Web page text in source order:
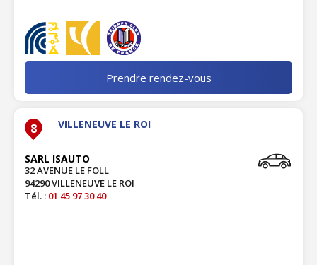
Prendre rendez-vous
8 VILLENEUVE LE ROI
SARL ISAUTO
32 AVENUE LE FOLL
94290 VILLENEUVE LE ROI
Tél. : 01 45 97 30 40